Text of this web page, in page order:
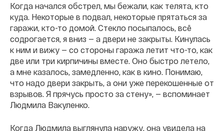
Когда начался обстрел, мы бежали, как телята, кто
куда. Некоторые в подвал, некоторые прятаться за
гаражи, кто-то домой. Стекло посыпалось, всё
содрогается, я вниз — а двери не закрыты. Кинулась
к ним и вижу — со стороны гаража летит что-то, как
две или три кирпичины вместе. Оно быстро летело,
а мне казалось, замедленно, как в кино. Понимаю,
что надо двери закрыть, а они уже перекошенные от
взрывов. Я прячусь просто за стену», — вспоминает
Людмила Вакуленко.
Когда Людмила выглянула наружу, она увидела на